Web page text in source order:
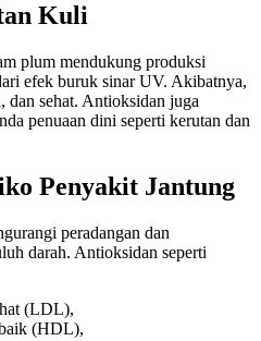
Kuli
plum mendukung produksi
efek buruk sinar UV. Akibatnya,
dan sehat. Antioksidan juga
penuaan dini seperti kerutan dan
Penyakit Jantung
peradangan dan
darah. Antioksidan seperti
(LDL),
(HDL),